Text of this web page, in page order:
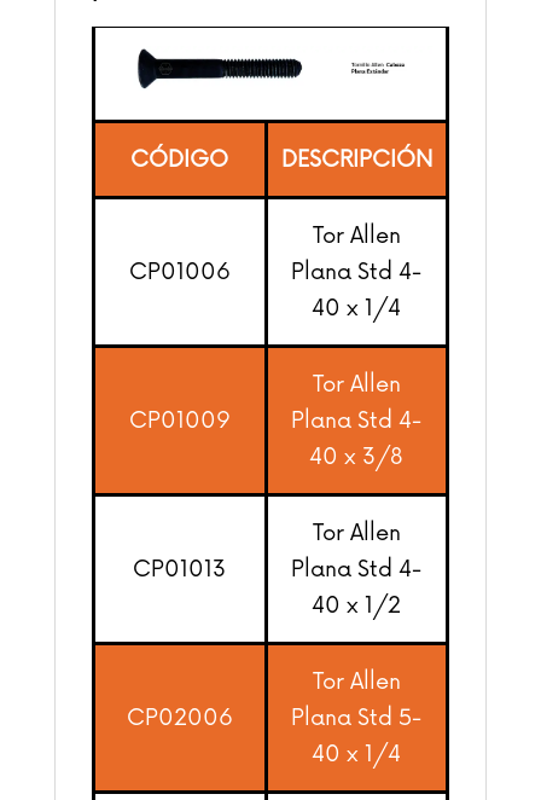
CÓDIGO DESCRIPCIÓN
CP01006
Tor Allen
Plana Std 4-
40 x 1/4
CP01009
Tor Allen
Plana Std 4-
40 x 3/8
CP01013
Tor Allen
Plana Std 4-
40 x 1/2
CP02006
Tor Allen
Plana Std 5-
40 x 1/4